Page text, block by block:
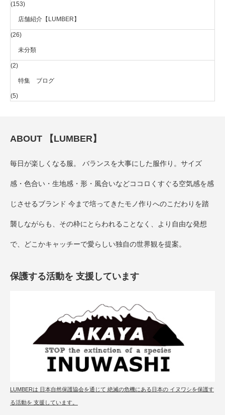
(153)
店舗紹介【LUMBER】
(26)
未分類
(2)
特集 ブログ
(5)
ABOUT 【LUMBER】
毎日が楽しくなる服。 バランスを大事にした服作り。サイズ
感・色合い・生地感・形・風合いなどココロくすぐる空気感を感
じさせるブランド 今まで培ってきたモノ作りへのこだわりを踏
襲しながらも、その枠にとらわれることなく、より自由な発想
で、どこかキャッチーで愛らしい独自の世界観を提案。
保護する活動を 支援しています
LUMBERは 日本自然保護協会を通じて 絶滅の危機にある日本の イヌワシを保護す
る活動を 支援しています。